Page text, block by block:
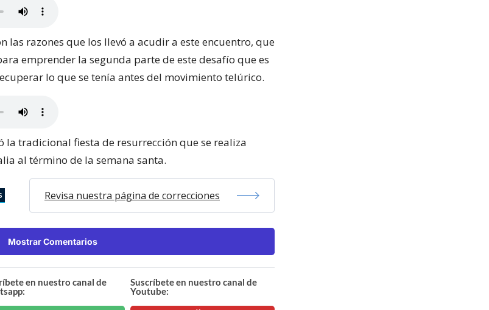
las razones que los llevó a acudir a este encuentro, que
emprender la segunda parte de este desafío que es
lo que se tenía antes del movimiento telúrico.
la tradicional fiesta de resurrección que se realiza
al término de la semana santa.
Revisa nuestra página de correcciones
Mostrar Comentarios
en nuestro canal de
Suscríbete en nuestro canal de
Youtube: